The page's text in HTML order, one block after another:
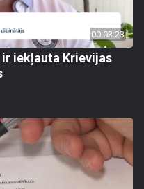
00:03:23
iekļauta Krievijas